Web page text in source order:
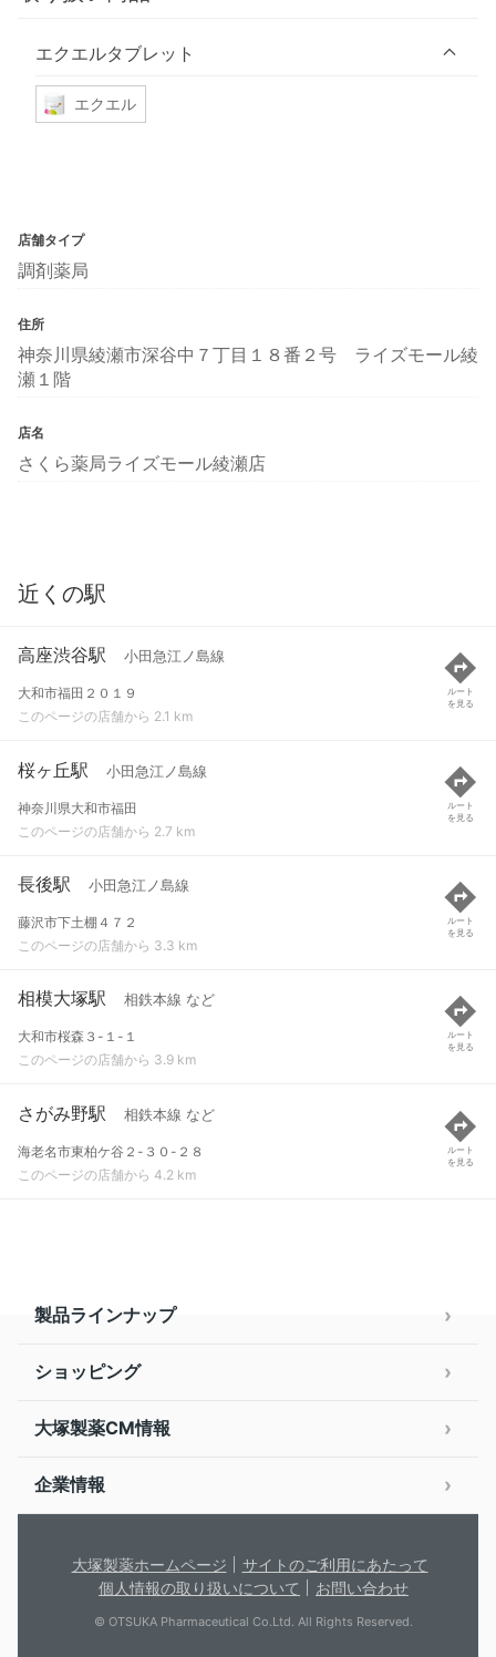
エクエルタブレット
エクエル
店舗タイプ
調剤薬局
住所
神奈川県綾瀬市深谷中７丁目１８番２号 ライズモール綾
瀬１階
店名
さくら薬局ライズモール綾瀬店
近くの駅
高座渋谷駅 小田急江ノ島線
大和市福田２０１９
このページの店舗から 2.1 km
ルート
を見る
桜ヶ丘駅 小田急江ノ島線
神奈川県大和市福田
このページの店舗から 2.7 km
ルート
を見る
長後駅 小田急江ノ島線
藤沢市下土棚４７２
このページの店舗から 3.3 km
ルート
を見る
相模大塚駅 相鉄本線 など
大和市桜森３-１-１
このページの店舗から 3.9 km
ルート
を見る
さがみ野駅 相鉄本線 など
海老名市東柏ケ谷２-３０-２８
このページの店舗から 4.2 km
ルート
を見る
製品ラインナップ
ショッピング
大塚製薬CM情報
企業情報
大塚製薬ホームページ
サイトのご利用にあたって
個人情報の取り扱いについて
お問い合わせ
© OTSUKA Pharmaceutical Co.Ltd. All Rights Reserved.